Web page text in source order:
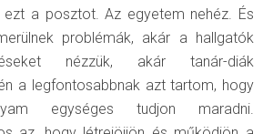
a posztot. Az egyetem nehéz. És
problémák, akár a hallgatók
nézzük, akár tanár-diák
a legfontosabbnak azt tartom, hogy
egységes tudjon maradni.